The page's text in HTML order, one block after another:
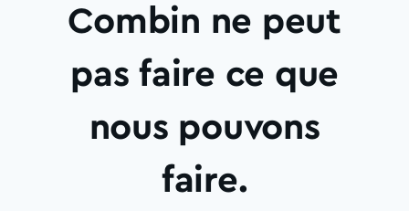
Combin ne peut
pas faire ce que
nous pouvons
faire.